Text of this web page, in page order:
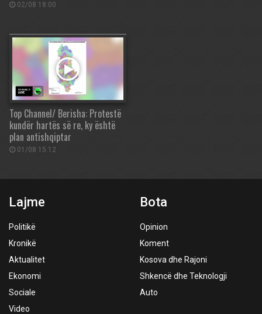
02/08 18:00
Top Channel/ Berisha: Protestë
kundër hartës së re, ky është
plan antishqiptar
01/08 15:12
Lajme
Politikë
Kronikë
Aktualitet
Ekonomi
Sociale
Video
Bota
Opinion
Koment
Kosova dhe Rajoni
Shkencë dhe Teknologji
Auto